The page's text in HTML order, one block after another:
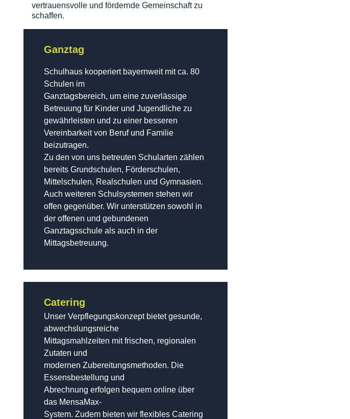
vertrauensvolle und fördernde Gemeinschaft zu
schaffen.
Ganztag
Schulhaus kooperiert bayernweit mit ca. 80
Schulen im
Ganztagsbereich, um eine zuverlässige
Betreuung für Kinder und Jugendliche zu
gewährleisten und zu einer besseren
Vereinbarkeit von Beruf und Familie
beizutragen.
Zu den von uns betreuten Schularten zählen
bereits Grundschulen, Förderschulen,
Mittelschulen, Realschulen und Gymnasien.
Auch weiteren Schulsystemen stehen wir
offen gegenüber. Wir unterstützen sowohl in
der offenen und gebundenen
Ganztagsschule als auch in der
Mittagsbetreuung.
Catering
Unser Verpflegungskonzept bietet gesunde,
abwechslungsreiche
Mittagsmahlzeiten mit frischen, regionalen
Zutaten und
modernen Zubereitungsmethoden. Die
Essensbestellung und
Abrechnung erfolgen bequem online über
das MensaMax-
System. Zudem bieten wir flexibles Catering